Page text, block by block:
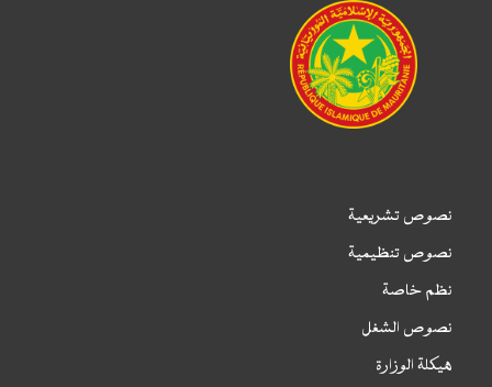
نصوص تشريعية
نصوص تنظيمية
نظم خاصة
نصوص الشغل
هيكلة الوزارة